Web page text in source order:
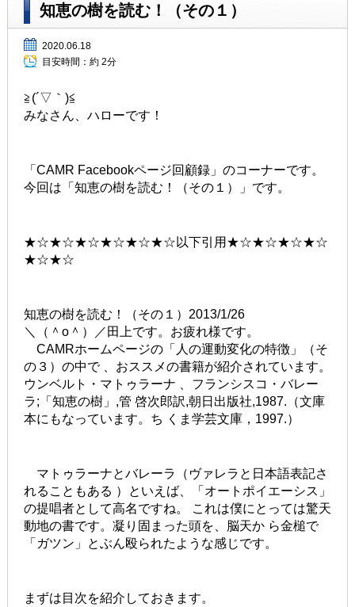
知恵の樹を読む！（その１）
2020.06.18
目安時間： 約 2分
≧(´▽｀)≦
みなさん、ハローです！
「CAMR Facebookページ回顧録」のコーナーです。
今回は「知恵の樹を読む！（その１）」です。
★☆★☆★☆★☆★☆★☆以下引用★☆★☆★☆★☆
★☆★☆
知恵の樹を読む！（その１）2013/1/26
＼（＾o＾）／田上です。お疲れ様です。
CAMRホームページの「人の運動変化の特徴」（そ
の３）の中で 、おススメの書籍が紹介されています。
ウンベルト・マトゥラーナ 、フランシスコ・バレー
ラ;「知恵の樹」,管 啓次郎訳,朝日出版社,1987.（文庫
本にもなっています。ち くま学芸文庫，1997.）
マトゥラーナとバレーラ（ヴァレラと日本語表記さ
れることもある ）といえば、「オートポイエーシス」
の提唱者として高名ですね。 これは僕にとっては驚天
動地の書です。凝り固まった頭を、脳天か ら金槌で
「ガツン」とぶん殴られたような感じです。
まずは目次を紹介しておきます。